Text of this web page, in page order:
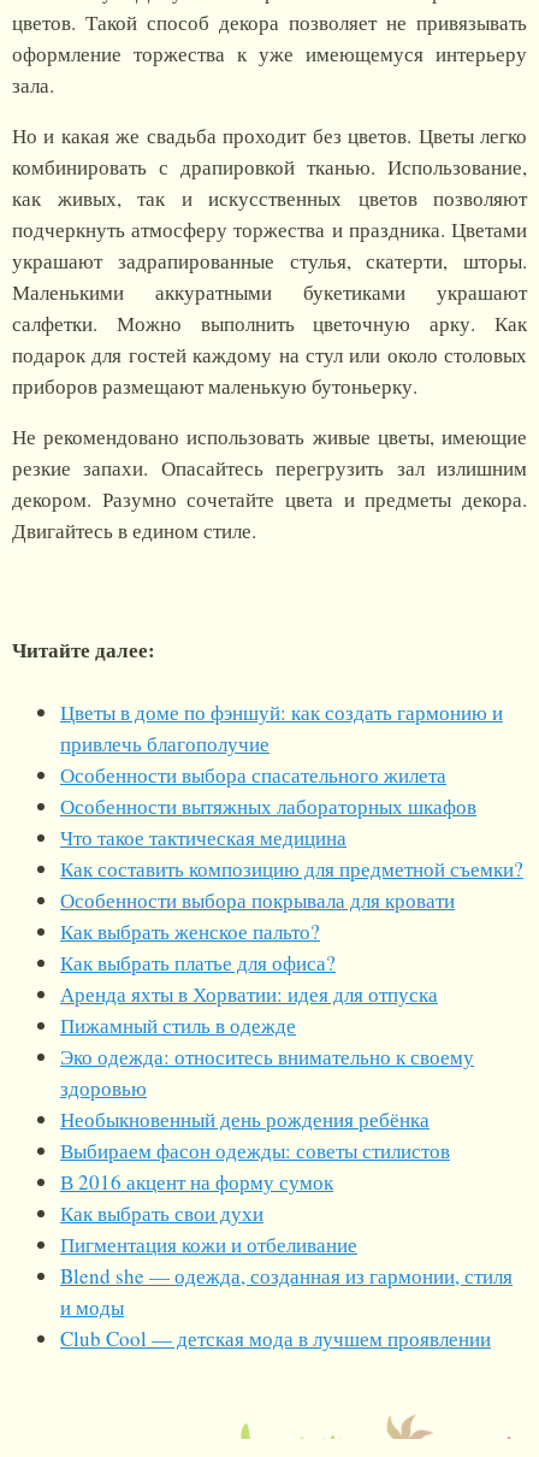
цветов. Такой способ декора позволяет не привязывать
оформление торжества к уже имеющемуся интерьеру
зала.
Но и какая же свадьба проходит без цветов. Цветы легко
комбинировать с драпировкой тканью. Использование,
как живых, так и искусственных цветов позволяют
подчеркнуть атмосферу торжества и праздника. Цветами
украшают задрапированные стулья, скатерти, шторы.
Маленькими аккуратными букетиками украшают
салфетки. Можно выполнить цветочную арку. Как
подарок для гостей каждому на стул или около столовых
приборов размещают маленькую бутоньерку.
Не рекомендовано использовать живые цветы, имеющие
резкие запахи. Опасайтесь перегрузить зал излишним
декором. Разумно сочетайте цвета и предметы декора.
Двигайтесь в едином стиле.
Читайте далее:
Цветы в доме по фэншуй: как создать гармонию и
привлечь благополучие
Особенности выбора спасательного жилета
Особенности вытяжных лабораторных шкафов
Что такое тактическая медицина
Как составить композицию для предметной съемки?
Особенности выбора покрывала для кровати
Как выбрать женское пальто?
Как выбрать платье для офиса?
Аренда яхты в Хорватии: идея для отпуска
Пижамный стиль в одежде
Эко одежда: относитесь внимательно к своему
здоровью
Необыкновенный день рождения ребёнка
Выбираем фасон одежды: советы стилистов
В 2016 акцент на форму сумок
Как выбрать свои духи
Пигментация кожи и отбеливание
Blend she — одежда, созданная из гармонии, стиля
и моды
Club Cool — детская мода в лучшем проявлении